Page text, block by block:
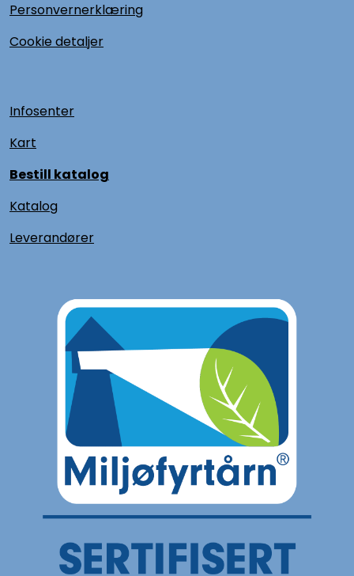
Personvernerklæring
Cookie detaljer
Infosenter
Kart
Bestill katalog
Katalog
Leverandører